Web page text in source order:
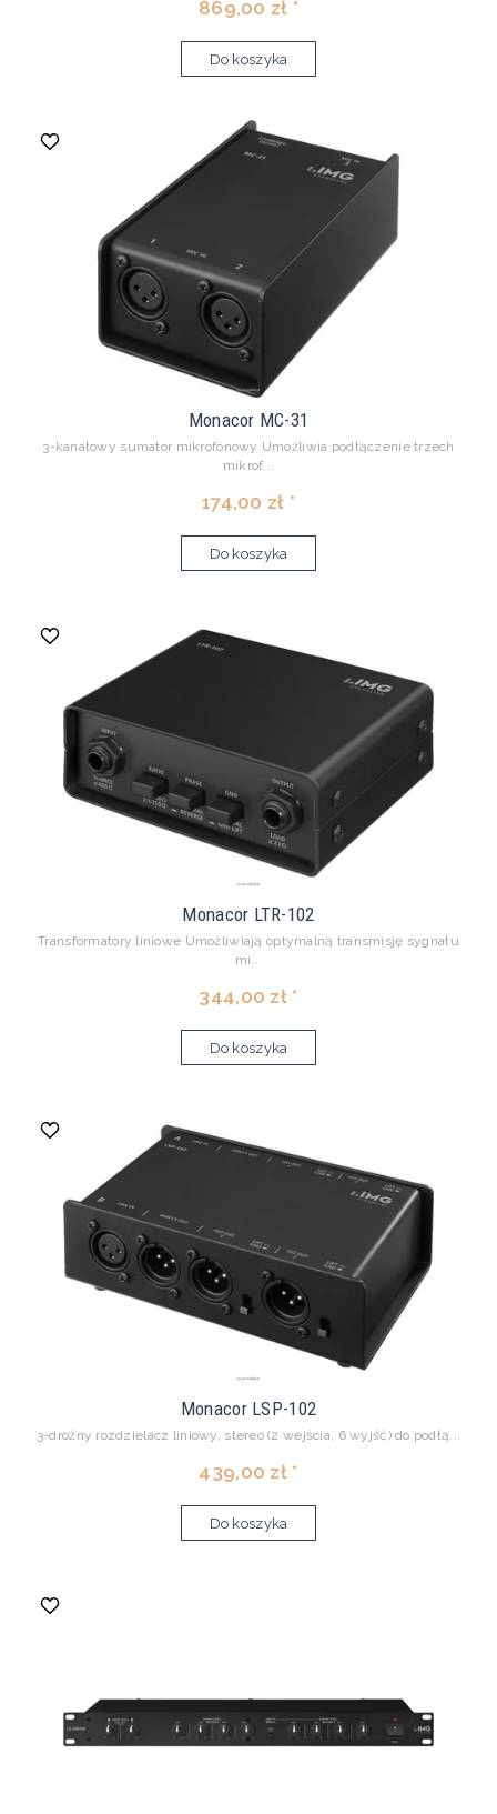
869,00 zł *
Do koszyka
Monacor MC-31
3-kanałowy sumator mikrofonowy Umożliwia podłączenie trzech
mikrof...
174,00 zł *
Do koszyka
Monacor LTR-102
Transformatory liniowe Umożliwiają optymalną transmisję sygnału
mi...
344,00 zł *
Do koszyka
Monacor LSP-102
3-drożny rozdzielacz liniowy, stereo (2 wejścia, 6 wyjść) do podłą...
439,00 zł *
Do koszyka